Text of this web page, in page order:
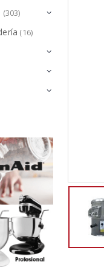
(303)
(16)